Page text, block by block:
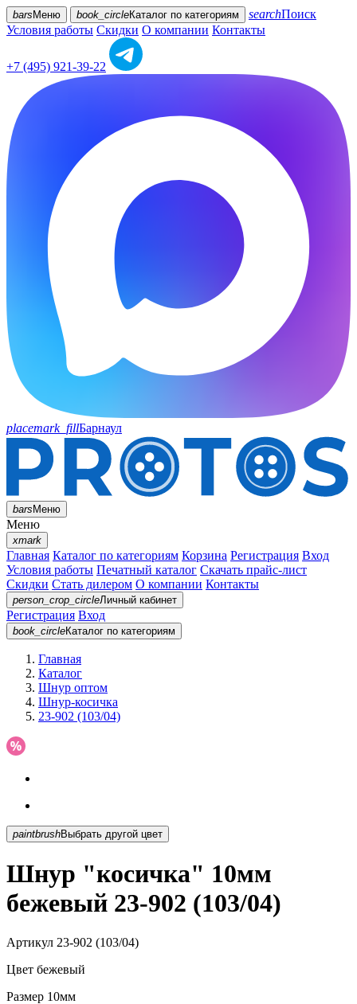
bars Меню book_circleКаталог по категориям searchПоиск
Условия работы Скидки О компании Контакты
+7 (495) 921-39-22
placemark_fillБарнаул
barsМеню
Меню
xmark
Главная Каталог по категориям Корзина Регистрация Вход
Условия работы Печатный каталог Скачать прайс-лист
Скидки Стать дилером О компании Контакты
person_crop_circleЛичный кабинет
Регистрация Вход
book_circleКаталог по категориям
Главная
Каталог
Шнур оптом
Шнур-косичка
23-902 (103/04)
paintbrush Выбрать другой цвет
Шнур "косичка" 10мм
бежевый 23-902 (103/04)
Артикул 23-902 (103/04)
Цвет бежевый
Размер 10мм